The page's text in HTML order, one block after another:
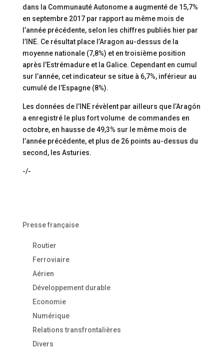
dans la Communauté Autonome a augmenté de 15,7%
en septembre 2017 par rapport au même mois de
l’année précédente, selon les chiffres publiés hier par
l’INE. Ce résultat place l’Aragon au-dessus de la
moyenne nationale (7,8%) et en troisième position
après l’Estrémadure et la Galice. Cependant en cumul
sur l’année, cet indicateur se situe à 6,7%, inférieur au
cumulé de l’Espagne (8%).
Les données de l’INE révèlent par ailleurs que l’Aragón
a enregistré le plus fort volume de commandes en
octobre, en hausse de 49,3% sur le même mois de
l’année précédente, et plus de 26 points au-dessus du
second, les Asturies.
-/-
Presse française
Routier
Ferroviaire
Aérien
Développement durable
Economie
Numérique
Relations transfrontalières
Divers